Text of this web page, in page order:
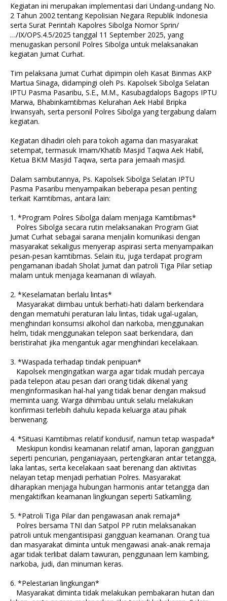
Kegiatan ini merupakan implementasi dari Undang-undang No.
2 Tahun 2002 tentang Kepolisian Negara Republik Indonesia
serta Surat Perintah Kapolres Sibolga Nomor Sprin/
…/IX/OPS.4.5/2025 tanggal 11 September 2025, yang
menugaskan personil Polres Sibolga untuk melaksanakan
kegiatan Jumat Curhat.
Tim pelaksana Jumat Curhat dipimpin oleh Kasat Binmas AKP
Martua Sinaga, didampingi oleh Ps. Kapolsek Sibolga Selatan
IPTU Pasma Pasaribu, S.E., M.M., Kasubagdalops Bagops IPTU
Marwa, Bhabinkamtibmas Kelurahan Aek Habil Bripka
Irwansyah, serta personil Polres Sibolga yang tergabung dalam
kegiatan.
Kegiatan dihadiri oleh para tokoh agama dan masyarakat
setempat, termasuk Imam/Khatib Masjid Taqwa Aek Habil,
Ketua BKM Masjid Taqwa, serta para jemaah masjid.
Dalam sambutannya, Ps. Kapolsek Sibolga Selatan IPTU
Pasma Pasaribu menyampaikan beberapa pesan penting
terkait Kamtibmas, antara lain:
1. *Program Polres Sibolga dalam menjaga Kamtibmas*
Polres Sibolga secara rutin melaksanakan Program Giat
Jumat Curhat sebagai sarana menjalin komunikasi dengan
masyarakat sekaligus menyerap aspirasi serta menyampaikan
pesan-pesan kamtibmas. Selain itu, juga terdapat program
pengamanan ibadah Sholat Jumat dan patroli Tiga Pilar setiap
malam untuk menjaga keamanan di wilayah.
2. *Keselamatan berlalu lintas*
Masyarakat diimbau untuk berhati-hati dalam berkendara
dengan mematuhi peraturan lalu lintas, tidak ugal-ugalan,
menghindari konsumsi alkohol dan narkoba, menggunakan
helm, tidak menggunakan telepon saat berkendara, dan
beristirahat jika mengantuk agar menghindari kecelakaan.
3. *Waspada terhadap tindak penipuan*
Kapolsek mengingatkan warga agar tidak mudah percaya
pada telepon atau pesan dari orang tidak dikenal yang
menginformasikan hal-hal yang tidak benar dengan maksud
meminta uang. Warga dihimbau untuk selalu melakukan
konfirmasi terlebih dahulu kepada keluarga atau pihak
berwenang.
4. *Situasi Kamtibmas relatif kondusif, namun tetap waspada*
Meskipun kondisi keamanan relatif aman, laporan gangguan
seperti pencurian, penganiayaan, pertengkaran antar tetangga,
laka lantas, serta kecelakaan saat berenang dan aktivitas
nelayan tetap menjadi perhatian Polres. Masyarakat
diharapkan menjaga hubungan harmonis antar tetangga dan
mengaktifkan keamanan lingkungan seperti Satkamling.
5. *Patroli Tiga Pilar dan pengawasan anak remaja*
Polres bersama TNI dan Satpol PP rutin melaksanakan
patroli untuk mengantisipasi gangguan keamanan. Orang tua
dan masyarakat diminta untuk mengawasi anak-anak remaja
agar tidak terlibat dalam tawuran, penggunaan lem kambing,
narkoba, judi, dan minuman keras.
6. *Pelestarian lingkungan*
Masyarakat diminta tidak melakukan pembakaran hutan dan